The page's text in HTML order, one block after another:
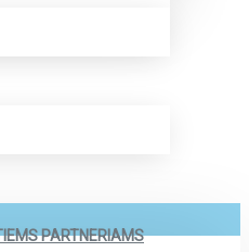
PARTNERIAMS